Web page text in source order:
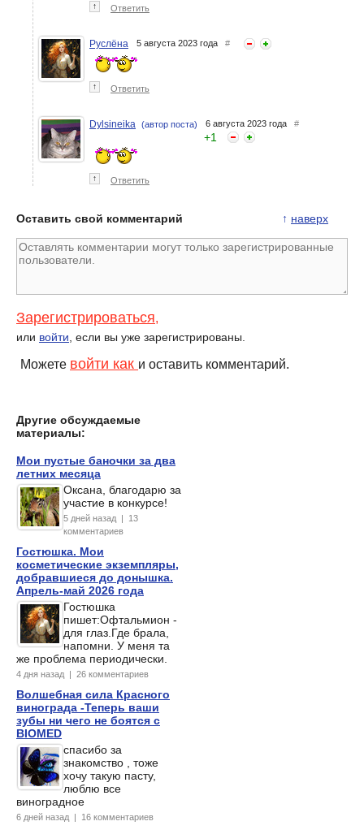
↑ Ответить
Руслёна 5 августа 2023 года #
↑ Ответить
Dylsineika (автор поста) 6 августа 2023 года #
+1
↑ Ответить
↑ наверх
Оставить свой комментарий
Зарегистрироваться,
или войти , если вы уже зарегистрированы.
Можете войти как и оставить комментарий.
Другие обсуждаемые
материалы:
Мои пустые баночки за два
летних месяца
Оксана, благодарю за
участие в конкурсе!
5 дней назад | 13
комментариев
Гостюшка. Мои
косметические экземпляры,
добравшиеся до донышка.
Апрель-май 2026 года
Гостюшка
пишет:Офтальмион -
для глаз.Где брала,
напомни. У меня та
же проблема периодически.
4 дня назад | 26 комментариев
Волшебная сила Красного
винограда -Теперь ваши
зубы ни чего не боятся с
BIOMED
спасибо за
знакомство , тоже
хочу такую пасту,
люблю все
виноградное
6 дней назад | 16 комментариев